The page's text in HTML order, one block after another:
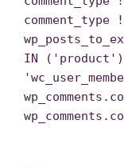
IN ('product')